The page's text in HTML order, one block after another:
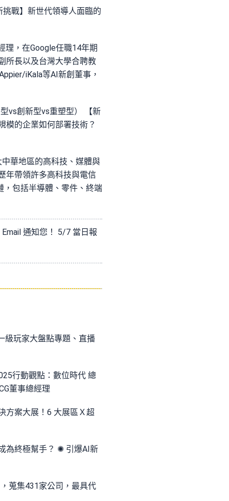
戰】新世代領導人面臨的
理，在Google任職14年期
所長以及台灣大學合聘教
iKala等AI新創董事，
vs創新型vs重塑型） 【新
模的企業如何部署技術？
華地區的高科技、媒體與
年帶領許多高科技與電信
，包括半導體、零件、終端
通知您！ 5/7 當日報
級玩家大盤點專題、直播
行動觀點：數位時代 總
董事總經理
方案大展！6 大展區Ｘ超
為終極幫手？ ✺ 引爆AI新
蒐集431家公司，最具代